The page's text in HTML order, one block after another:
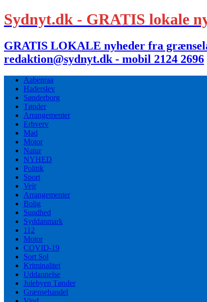
Sydnyt.dk - GRATIS lokale
GRATIS LOKALE nyheder fra
redaktion@sydnyt.dk - mobil 2124 2696
Aabenraa
Haderslev
Sønderborg
Tønder
Arrangementer
Erhverv
Mad
Motor
Natur
NYHED
Politik
Sport
Vejr
Arrangementer
Bolig
Sundhed
Syddanmark
112
Motor
COVID-19
Sort Sol
Kriminalitet
Uddannelse
Julebyen Tønder
Grænsehandel